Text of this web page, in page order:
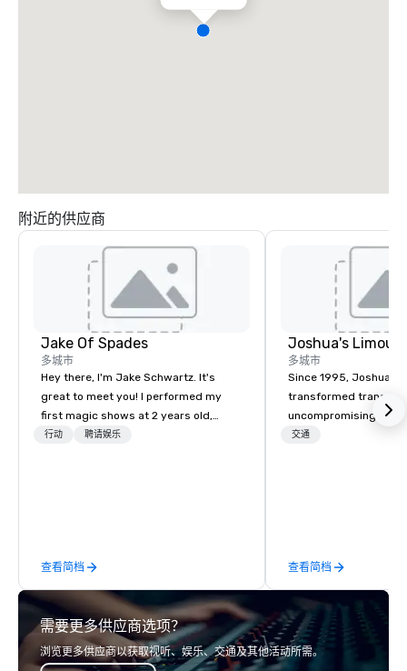
附近的供应商
Jake Of Spades
多城市
Hey there, I'm Jake Schwartz. It's
great to meet you! I performed my
first magic shows at 2 years old,
making my food “disappear” for my
magic. Suddenly, people weren’t
made to be the FOOL, they were PART
of a STORY. | Since then, I've won
international awards, appeared on
television over 70 times, performed in
3 World Tours with the most viral
行动 聘请娱乐
查看简档
Joshua's
多城市
Since 1995, Joshua’s
transformed
uncompromising
Founded by Gary and
experience. From
corporate events,
tours, we deliver
with: 24/7 live customer support
Rigorous chauffeur
background checks
交通
查看简档
需要更多供应商选项？
浏览更多供应商以获取视听、娱乐、交通及其他活动所需。